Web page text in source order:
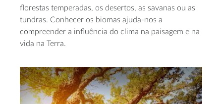
florestas temperadas, os desertos, as savanas ou as
tundras. Conhecer os biomas ajuda-nos a
compreender a influência do clima na paisagem e na
vida na Terra.